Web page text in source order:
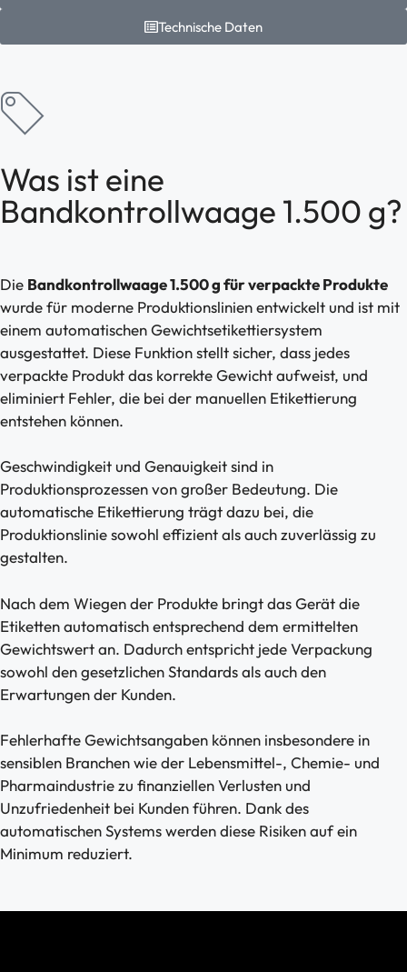
Technische Daten
Was ist eine
Bandkontrollwaage 1.500 g?
Die Bandkontrollwaage 1.500 g für verpackte Produkte
wurde für moderne Produktionslinien entwickelt und ist mit
einem automatischen Gewichtsetikettiersystem
ausgestattet. Diese Funktion stellt sicher, dass jedes
verpackte Produkt das korrekte Gewicht aufweist, und
eliminiert Fehler, die bei der manuellen Etikettierung
entstehen können.
Geschwindigkeit und Genauigkeit sind in
Produktionsprozessen von großer Bedeutung. Die
automatische Etikettierung trägt dazu bei, die
Produktionslinie sowohl effizient als auch zuverlässig zu
gestalten.
Nach dem Wiegen der Produkte bringt das Gerät die
Etiketten automatisch entsprechend dem ermittelten
Gewichtswert an. Dadurch entspricht jede Verpackung
sowohl den gesetzlichen Standards als auch den
Erwartungen der Kunden.
Fehlerhafte Gewichtsangaben können insbesondere in
sensiblen Branchen wie der Lebensmittel-, Chemie- und
Pharmaindustrie zu finanziellen Verlusten und
Unzufriedenheit bei Kunden führen. Dank des
automatischen Systems werden diese Risiken auf ein
Minimum reduziert.